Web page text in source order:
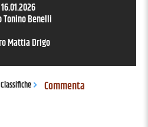
16.01.2026
Tonino Benelli
Mattia Drigo
Classifiche Commenta